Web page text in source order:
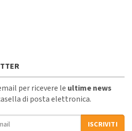
per ricevere le ultime news
di posta elettronica.
ISCRIVITI